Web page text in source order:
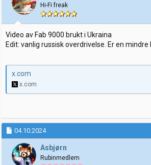
Hi-Fi freak
Video av Fab 9000 brukt i Ukraina
Edit: vanlig russisk overdrivelse. Er en mindre
x.com
x.com
04.10.2024
Asbjørn
Rubinmedlem